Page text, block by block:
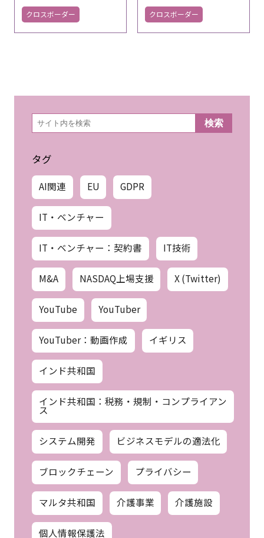
クロスボーダー クロスボーダー
検
索 検索
タグ
AI関連 EU GDPR
IT・ベンチャー
IT・ベンチャー：契約書 IT技術
M&A NASDAQ上場支援 X (Twitter)
YouTube YouTuber
YouTuber：動画作成 イギリス
インド共和国
インド共和国：税務・規制・コンプライアン
ス
システム開発 ビジネスモデルの適法化
ブロックチェーン プライバシー
マルタ共和国 介護事業 介護施設
個人情報保護法